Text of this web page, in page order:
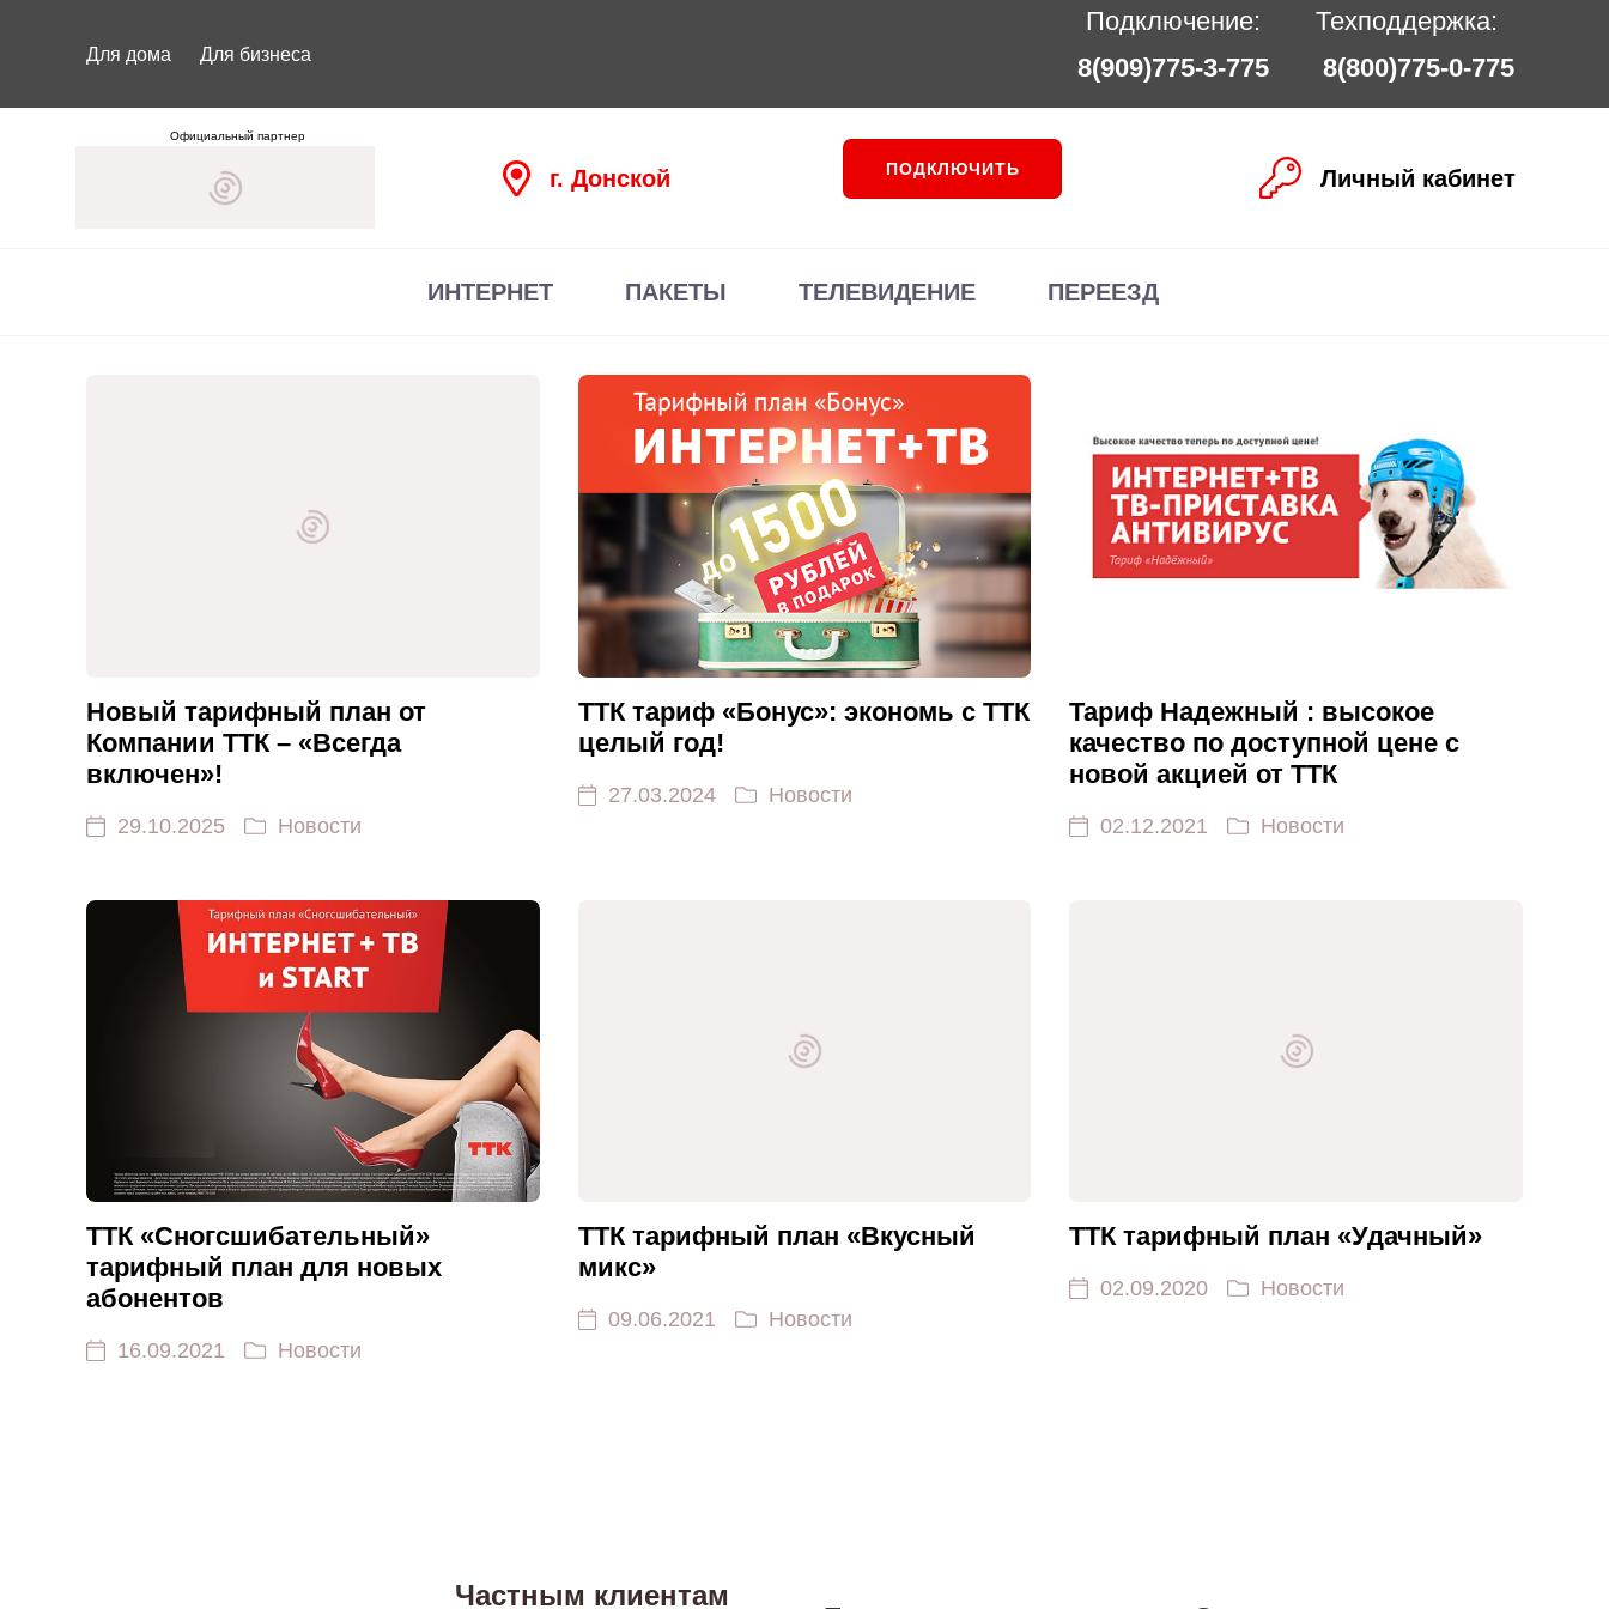
Для дома Для бизнеса
Подключение:
8(909)775-3-775
Техподдержка:
8(800)775-0-775
Официальный партнер
г. Донской ПОДКЛЮЧИТЬ Личный кабинет
ИНТЕРНЕТ ПАКЕТЫ ТЕЛЕВИДЕНИЕ ПЕРЕЕЗД
Новый тарифный план от
Компании ТТК – «Всегда
включен»!
29.10.2025 Новости
ТТК тариф «Бонус»: экономь с ТТК
целый год!
27.03.2024 Новости
Тариф Надежный : высокое
качество по доступной цене с
новой акцией от ТТК
02.12.2021 Новости
ТТК «Сногсшибательный»
тарифный план для новых
абонентов
16.09.2021 Новости
ТТК тарифный план «Вкусный
микс»
09.06.2021 Новости
ТТК тарифный план «Удачный»
02.09.2020 Новости
Частным клиентам